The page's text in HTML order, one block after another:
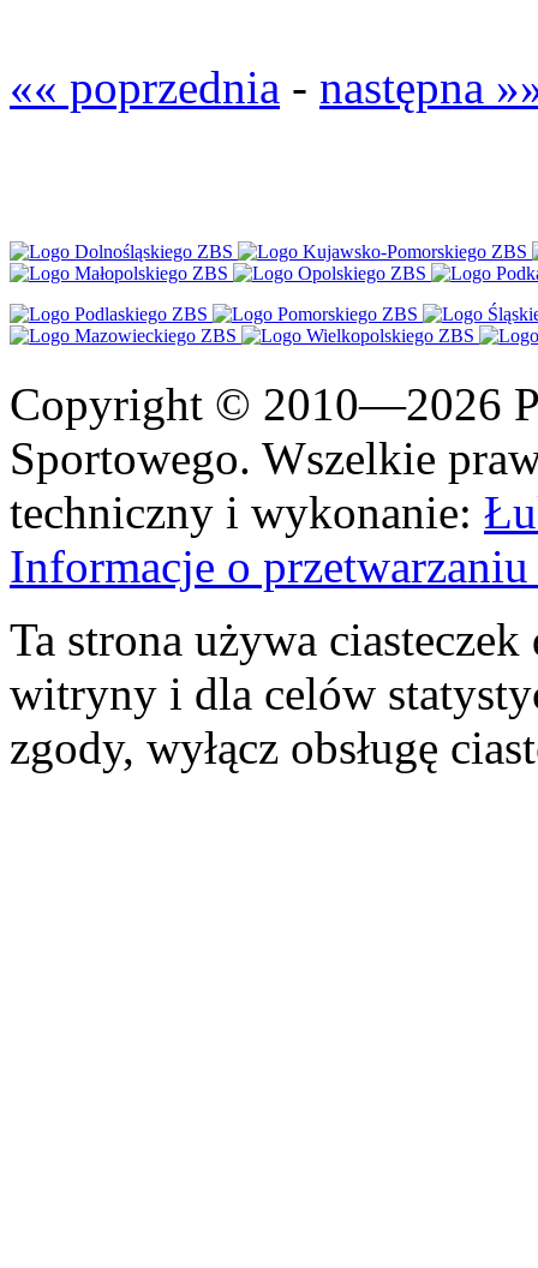
«« poprzednia - następna
Copyright © 2010—2026
Sportowego. Wszelkie
techniczny i wykonanie:
Informacje o
Ta strona używa
witryny i dla celów
zgody, wyłącz obsługę